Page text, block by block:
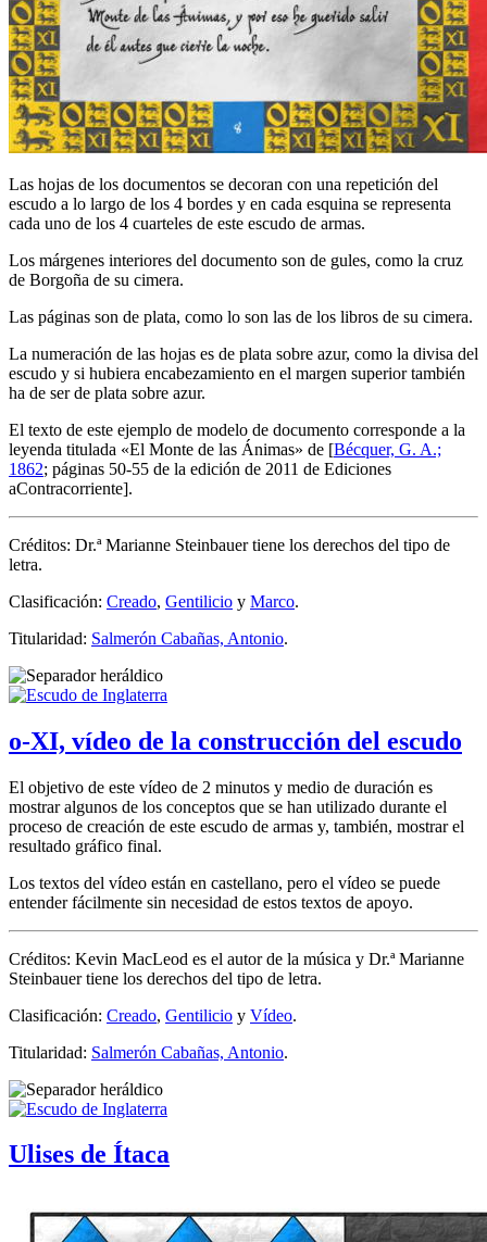
Las hojas de los documentos se decoran con una repetición del
escudo a lo largo de los 4 bordes y en cada esquina se representa
cada uno de los 4 cuarteles de este escudo de armas.
Los márgenes interiores del documento son de gules, como la cruz
de Borgoña de su cimera.
Las páginas son de plata, como lo son las de los libros de su cimera.
La numeración de las hojas es de plata sobre azur, como la divisa del
escudo y si hubiera encabezamiento en el margen superior también
ha de ser de plata sobre azur.
El texto de este ejemplo de modelo de documento corresponde a la
leyenda titulada «El Monte de las Ánimas» de [Bécquer, G. A.;
1862; páginas 50-55 de la edición de 2011 de Ediciones
aContracorriente].
Créditos: Dr.ª Marianne Steinbauer tiene los derechos del tipo de
letra.
Clasificación: Creado, Gentilicio y Marco.
Titularidad: Salmerón Cabañas, Antonio.
o-XI, vídeo de la construcción del escudo
El objetivo de este vídeo de 2 minutos y medio de duración es
mostrar algunos de los conceptos que se han utilizado durante el
proceso de creación de este escudo de armas y, también, mostrar el
resultado gráfico final.
Los textos del vídeo están en castellano, pero el vídeo se puede
entender fácilmente sin necesidad de estos textos de apoyo.
Créditos: Kevin MacLeod es el autor de la música y Dr.ª Marianne
Steinbauer tiene los derechos del tipo de letra.
Clasificación: Creado, Gentilicio y Vídeo.
Titularidad: Salmerón Cabañas, Antonio.
Ulises de Ítaca